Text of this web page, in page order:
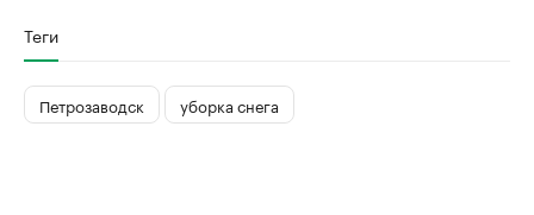
Теги
Петрозаводск уборка снега